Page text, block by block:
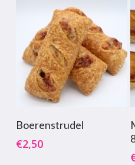
Boerenstrudel
€2,50